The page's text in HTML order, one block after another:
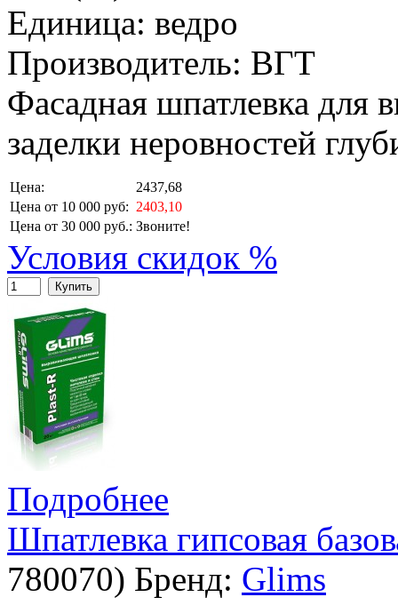
Единица: ведро
Производитель: ВГТ
Фасадная шпатлевка для
заделки неровностей
Цена:
2437,68
Цена от 10 000 руб: 2403,10
Цена от 30 000 руб.: Звоните!
Условия скидок %
Купить
Подробнее
Шпатлевка гипсовая
780070) Бренд: Glims